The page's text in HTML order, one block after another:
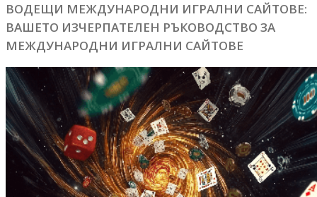
ВОДЕЩИ МЕЖДУНАРОДНИ ИГРАЛНИ САЙТОВЕ:
ВАШЕТО ИЗЧЕРПАТЕЛЕН РЪКОВОДСТВО ЗА
МЕЖДУНАРОДНИ ИГРАЛНИ САЙТОВЕ